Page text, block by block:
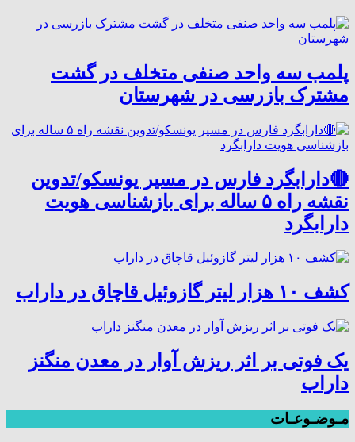
پلمب سه واحد صنفی متخلف در گشت
مشترک بازرسی در شهرستان
🔴دارابگرد فارس در مسیر یونسکو/تدوین
نقشه راه ۵ ساله برای بازشناسی هویت
دارابگرد
کشف ۱۰ هزار لیتر گازوئیل قاچاق در داراب
یک فوتی بر اثر ریزش آوار در معدن منگنز
داراب
مـوضـوعـات